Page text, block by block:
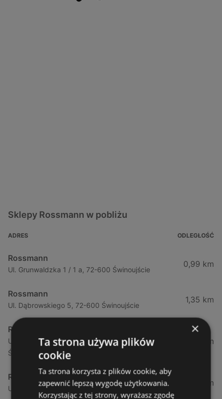
Sklepy Rossmann w pobliżu
ADRES ODLEGŁOŚĆ
Rossmann
Ul. Grunwaldzka 1 / 1 a, 72-600 Świnoujście
0,99 km
Rossmann
Ul. Dąbrowskiego 5, 72-600 Świnoujście
1,35 km
Rossmann
Ul. Dąbrowskiego 5 (Galeria Świnoujście), 72-600
Świnoujście
1,35 km
Rossmann
Ul. Wojska Polskiego 97, 72-600 Świnoujście
3,46 km
×
Ta strona używa plików
cookie
Ta strona korzysta z plików cookie, aby
zapewnić lepszą wygodę użytkowania.
Korzystając z tej strony, wyrażasz zgodę